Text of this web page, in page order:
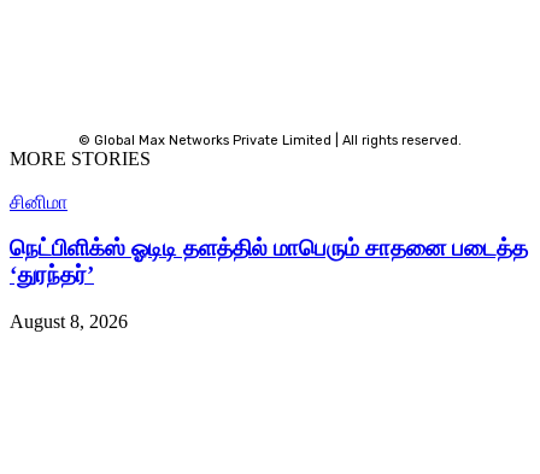
© Global Max Networks Private Limited | All rights reserved.
MORE STORIES
சினிமா
நெட்பிளிக்ஸ் ஓடிடி தளத்தில் மாபெரும் சாதனை படைத்த
‘துரந்தர்’
August 8, 2026